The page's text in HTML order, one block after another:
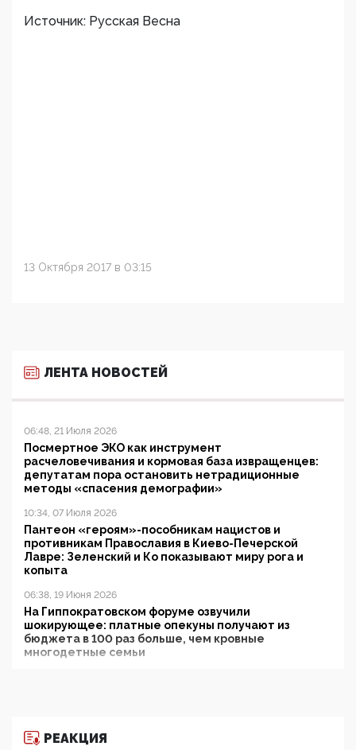
Источник: Русская Весна
13 Октября 2017 в 03:15
ЛЕНТА НОВОСТЕЙ
06:48, 21 Июля 2026
Посмертное ЭКО как инструмент
расчеловечивания и кормовая база извращенцев:
депутатам пора остановить нетрадиционные
методы «спасения демографии»
10:34, 07 Июля 2026
Пантеон «героям»-пособникам нацистов и
противникам Православия в Киево-Печерской
Лавре: Зеленский и Ко показывают миру рога и
копыта
06:38, 19 Июня 2026
На Гиппократовском форуме озвучили
шокирующее: платные опекуны получают из
бюджета в 100 раз больше, чем кровные
многодетные семьи
11:53, 09 Июня 2026
РЕАКЦИЯ